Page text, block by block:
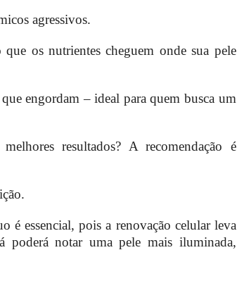
agressivos.
os nutrientes cheguem onde sua pele
engordam – ideal para quem busca um
melhores resultados? A recomendação é
é essencial, pois a renovação celular leva
poderá notar uma pele mais iluminada,